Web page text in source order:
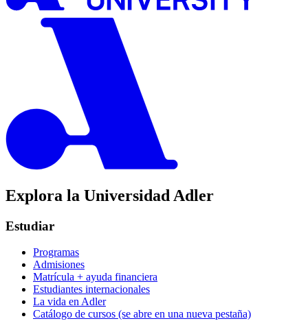
Explora la Universidad Adler
Estudiar
Programas
Admisiones
Matrícula + ayuda financiera
Estudiantes internacionales
La vida en Adler
Catálogo de cursos (se abre en una nueva pestaña)